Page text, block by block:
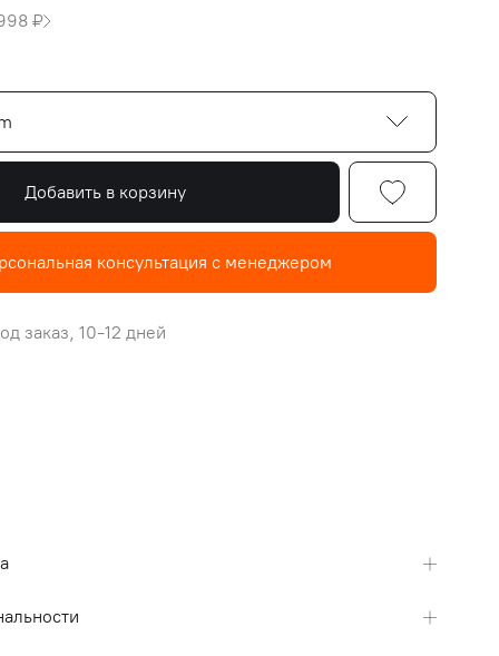
₽
Добавить в корзину
консультация с менеджером
заказ, 10-12 дней